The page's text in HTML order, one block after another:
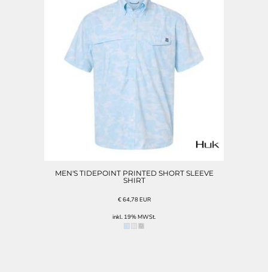
MEN'S TIDEPOINT PRINTED SHORT SLEEVE
SHIRT
€64,78EUR
inkl. 19% MWSt.